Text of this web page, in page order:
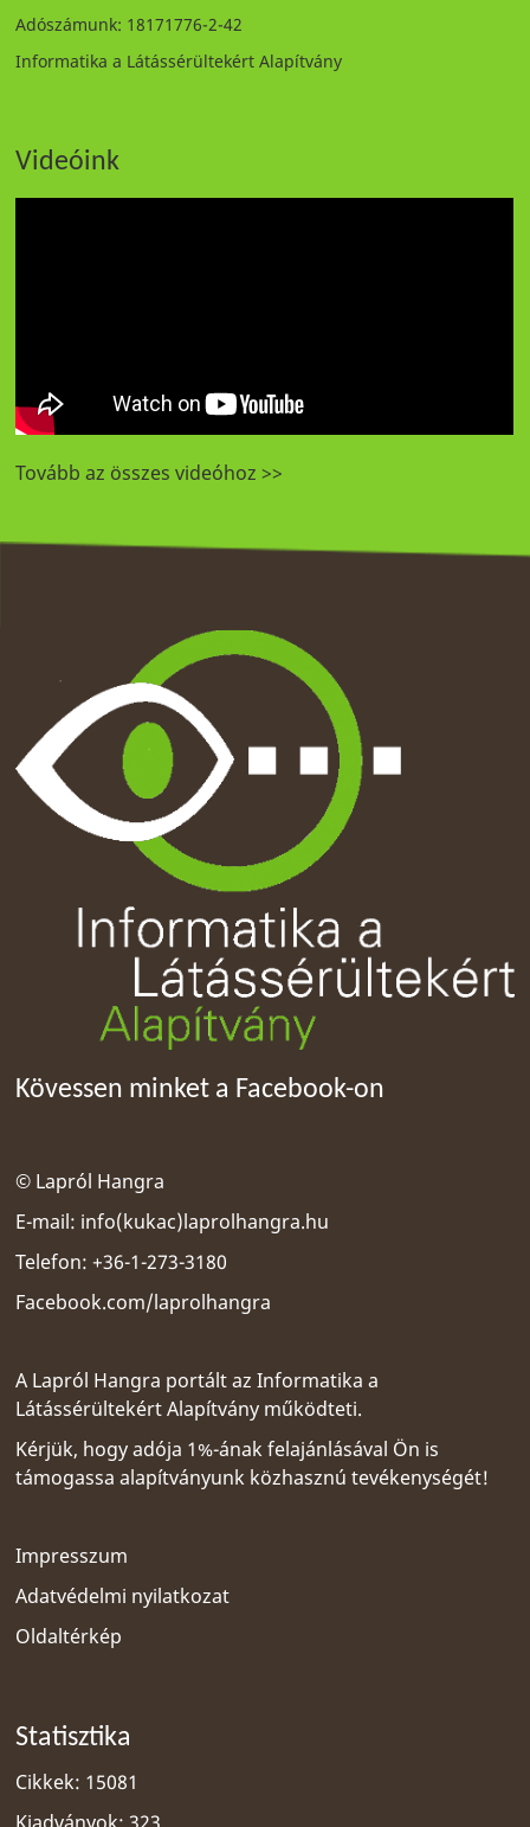
Adószámunk: 18171776-2-42
Informatika a Látássérültekért Alapítvány
Videóink
Tovább az összes videóhoz >>
Kövessen minket a Facebook-on
© Lapról Hangra
E-mail: info(kukac)laprolhangra.hu
Telefon: +36-1-273-3180
Facebook.com/laprolhangra
A Lapról Hangra portált azInformatika a
Látássérültekért Alapítvány működteti.
Kérjük, hogy adója 1%-ának felajánlásával Ön is
támogassa alapítványunk közhasznú tevékenységét!
Impresszum
Adatvédelmi nyilatkozat
Oldaltérkép
Statisztika
Cikkek: 15081